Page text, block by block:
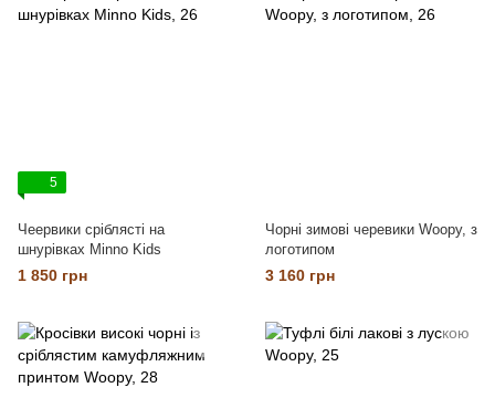
5
Чеервики сріблясті на
шнурівках Minno Kids
1 850 грн
Чорні зимові черевики Woopy, з
логотипом
3 160 грн